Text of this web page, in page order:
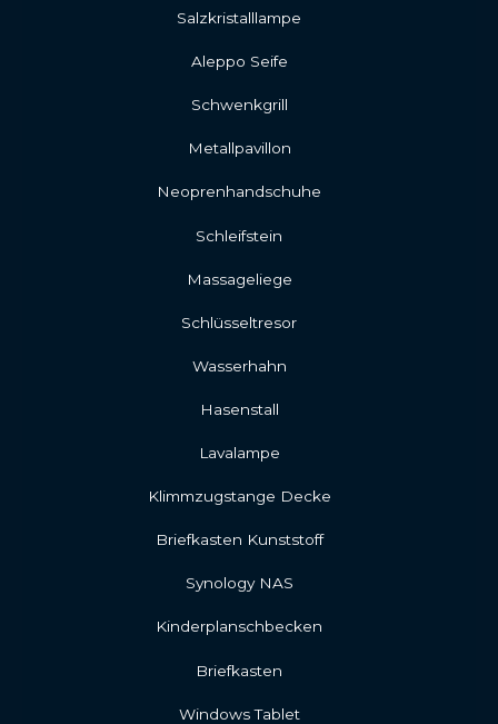
Salzkristalllampe
Aleppo Seife
Schwenkgrill
Metallpavillon
Neoprenhandschuhe
Schleifstein
Massageliege
Schlüsseltresor
Wasserhahn
Hasenstall
Lavalampe
Klimmzugstange Decke
Briefkasten Kunststoff
Synology NAS
Kinderplanschbecken
Briefkasten
Windows Tablet